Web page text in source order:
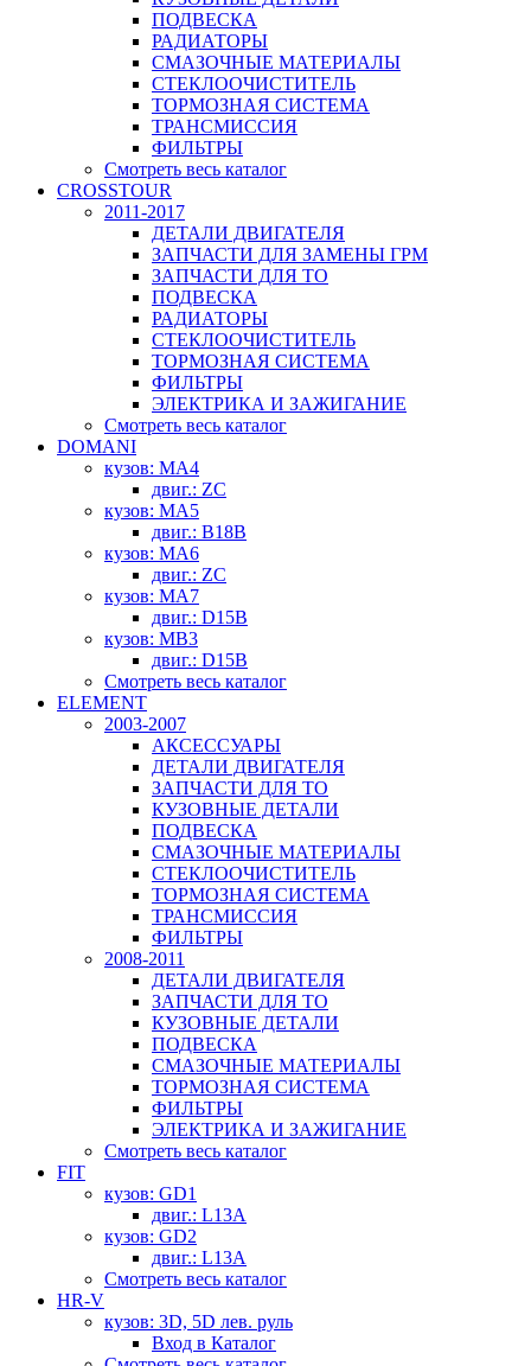
ПОДВЕСКА
РАДИАТОРЫ
СМАЗОЧНЫЕ МАТЕРИАЛЫ
СТЕКЛООЧИСТИТЕЛЬ
ТОРМОЗНАЯ СИСТЕМА
ТРАНСМИССИЯ
ФИЛЬТРЫ
Смотреть весь каталог
CROSSTOUR
2011-2017
ДЕТАЛИ ДВИГАТЕЛЯ
ЗАПЧАСТИ ДЛЯ ЗАМЕНЫ ГРМ
ЗАПЧАСТИ ДЛЯ ТО
ПОДВЕСКА
РАДИАТОРЫ
СТЕКЛООЧИСТИТЕЛЬ
ТОРМОЗНАЯ СИСТЕМА
ФИЛЬТРЫ
ЭЛЕКТРИКА И ЗАЖИГАНИЕ
Смотреть весь каталог
DOMANI
кузов: MA4
двиг.: ZC
кузов: MA5
двиг.: B18B
кузов: MA6
двиг.: ZC
кузов: MA7
двиг.: D15B
кузов: MB3
двиг.: D15B
Смотреть весь каталог
ELEMENT
2003-2007
АКСЕССУАРЫ
ДЕТАЛИ ДВИГАТЕЛЯ
ЗАПЧАСТИ ДЛЯ ТО
КУЗОВНЫЕ ДЕТАЛИ
ПОДВЕСКА
СМАЗОЧНЫЕ МАТЕРИАЛЫ
СТЕКЛООЧИСТИТЕЛЬ
ТОРМОЗНАЯ СИСТЕМА
ТРАНСМИССИЯ
ФИЛЬТРЫ
2008-2011
ДЕТАЛИ ДВИГАТЕЛЯ
ЗАПЧАСТИ ДЛЯ ТО
КУЗОВНЫЕ ДЕТАЛИ
ПОДВЕСКА
СМАЗОЧНЫЕ МАТЕРИАЛЫ
ТОРМОЗНАЯ СИСТЕМА
ФИЛЬТРЫ
ЭЛЕКТРИКА И ЗАЖИГАНИЕ
Смотреть весь каталог
FIT
кузов: GD1
двиг.: L13A
кузов: GD2
двиг.: L13A
Смотреть весь каталог
HR-V
кузов: 3D, 5D лев. руль
Вход в Каталог